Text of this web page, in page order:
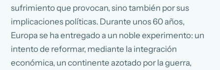
sufrimiento que provocan, sino también por sus
implicaciones políticas. Durante unos 60 años,
Europa se ha entregado a un noble experimento: un
intento de reformar, mediante la integración
económica, un continente azotado por la guerra,